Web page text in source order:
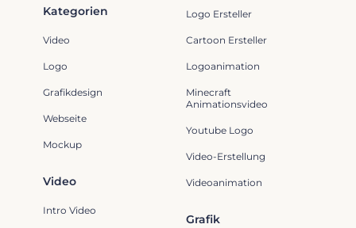
Grafik
Kategorien
Video
Logo
Grafikdesign
Webseite
Mockup
Logo Ersteller
Cartoon Ersteller
Logoanimation
Minecraft
Animationsvideo
Youtube Logo
Video-Erstellung
Videoanimation
Video
Intro Video